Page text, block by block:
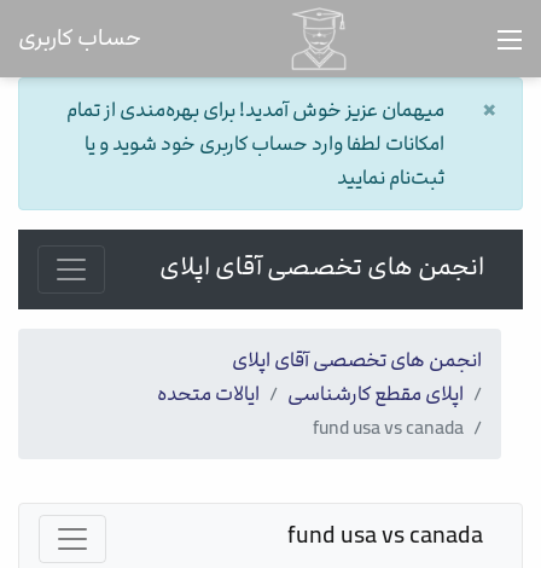
حساب کاربری
میهمان عزیز خوش آمدید! برای بهره‌مندی از تمام
امکانات لطفا وارد حساب کاربری خود شوید و یا
ثبت‌نام نمایید
×
انجمن های تخصصی آقای اپلای
انجمن های تخصصی آقای اپلای
اپلای مقطع کارشناسی
ایالات متحده
fund usa vs canada
fund usa vs canada